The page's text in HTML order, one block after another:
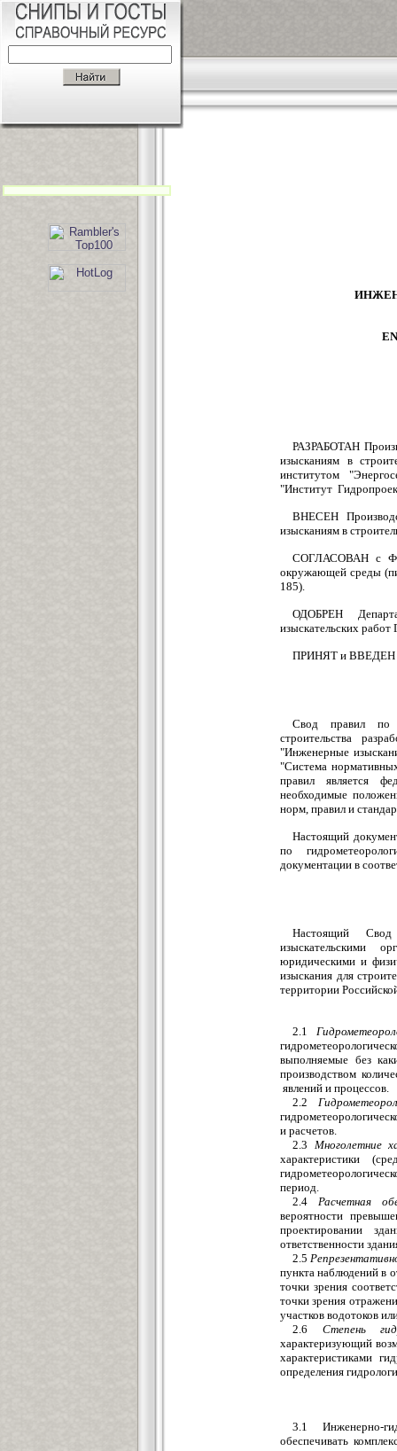
РАЗРАБОТАН
изысканиям в
институтом
"Институт
ВНЕСЕН
изысканиям в
СОГЛАСОВАН с
окружающей среды
185).
ОДОБРЕН
изыскательских
ПРИНЯТ и ВВЕДЕН В
Свод правил по
строительства
"Инженерные
"Система
правил является
необходимые
норм, правил и
Настоящий
по
документации в
Настоящий Свод
изыскательскими
юридическими и
изыскания для
территории
2.1
выполняемые без
производством
явлений и процессов.
2.2
и расчетов.
2.3 Многолетние
характеристики
период.
2.4 Расчетная
вероятности
проектировании
ответственности
2.5
пункта наблюдений в
точки зрения
точки зрения
участков водотоков
2.6 Степень
характеризующий
характеристиками
определения
3.1 Инженерно-
обеспечивать